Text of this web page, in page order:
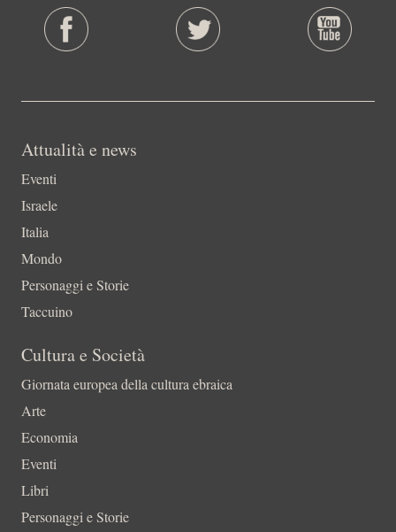
Attualità e news
Eventi
Israele
Italia
Mondo
Personaggi e Storie
Taccuino
Cultura e Società
Giornata europea della cultura ebraica
Arte
Economia
Eventi
Libri
Personaggi e Storie